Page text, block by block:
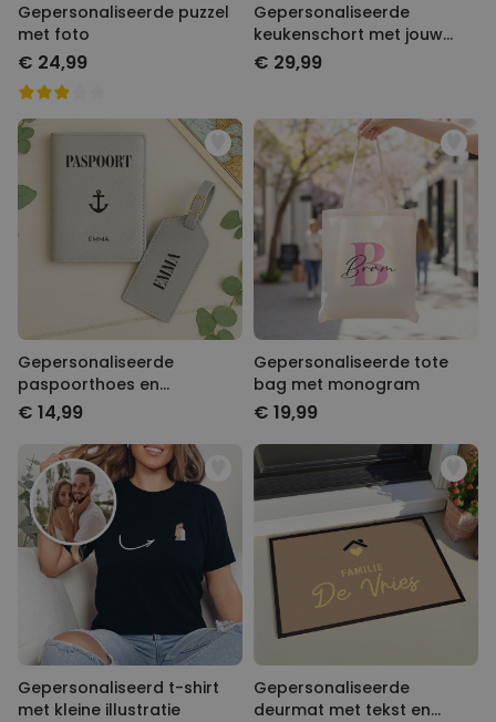
Gepersonaliseerde puzzel
met foto
€ 24,99
Gepersonaliseerde
keukenschort met jouw
tekening
€ 29,99
Gepersonaliseerde
paspoorthoes en
kofferlabel met symbool
€ 14,99
Gepersonaliseerde tote
bag met monogram
€ 19,99
Gepersonaliseerd t-shirt
met kleine illustratie
Gepersonaliseerde
deurmat met tekst en